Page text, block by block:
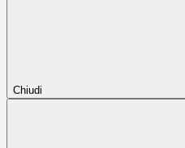
Chiudi